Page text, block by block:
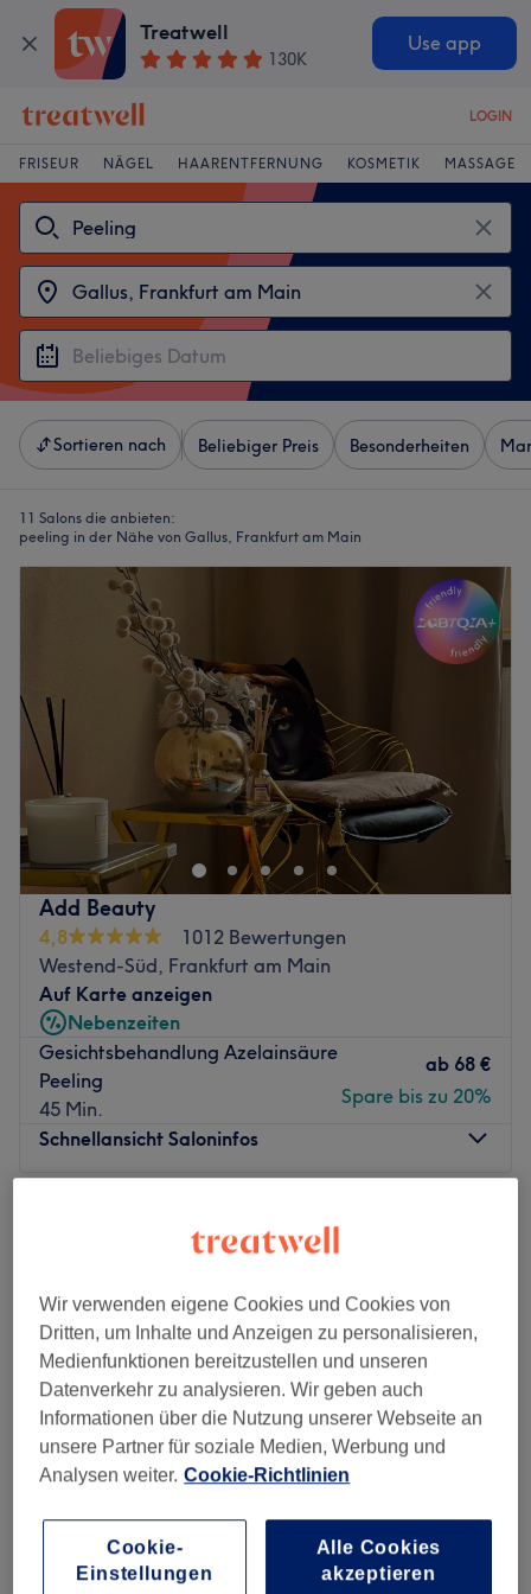
Treatwell
130K
Use app
LOGIN
FRISEUR NÄGEL HAARENTFERNUNG KOSMETIK MASSAGE
Sortieren nach Beliebiger Preis Besonderheiten
11 Salons die anbieten:
peeling in der Nähe von Gallus, Frankfurt am Main
Add Beauty
4,8
1012 Bewertungen
Westend-Süd, Frankfurt am Main
Auf Karte anzeigen
Nebenzeiten
Gesichtsbehandlung Azelainsäure
Peeling
45 Min.
ab 68 €
Spare bis zu 20%
Schnellansicht Saloninfos
Freitag
10:00– 19:00
Samstag
10:00–19:00
Sonntag
Geschlossen
Ein Besuch im Kosmetikstudio Add Beauty in Frankfurt, im
Stadteil Westend-Süd, ist wie eine Reise in die Welt der
Schönheit und Entspannung. Egal ob eine wohltuende
Massage, ein kreatives Nageldesign oder eine
erfrischende Gesichtsbehandlung, hier findest du
garantiert, was dein Herz begehrt!
Perfect Body
Wir verwenden eigene Cookies und Cookies von
Dritten, um Inhalte und Anzeigen zu personalisieren,
Medienfunktionen bereitzustellen und unseren
Datenverkehr zu analysieren. Wir geben auch
Informationen über die Nutzung unserer Webseite an
unsere Partner für soziale Medien, Werbung und
Analysen weiter. Cookie-Richtlinien
Cookie-
Einstellungen
Alle Cookies
akzeptieren